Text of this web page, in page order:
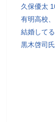
久保優太
有明高校
結婚して
黒木啓司